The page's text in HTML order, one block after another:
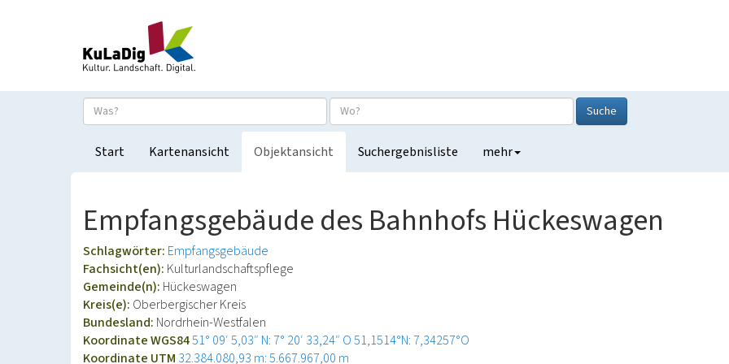
Suche
Start Kartenansicht Objektansicht Suchergebnisliste mehr
Empfangsgebäude des Bahnhofs Hückeswagen
Schlagwörter: Empfangsgebäude
Fachsicht(en): Kulturlandschaftspflege
Gemeinde(n): Hückeswagen
Kreis(e): Oberbergischer Kreis
Bundesland: Nordrhein-Westfalen
Koordinate WGS8451° 09′ 5,03″ N: 7° 20′ 33,24″ O51,1514°N: 7,34257°O
Koordinate UTM 32.384.080,93 m: 5.667.967,00 m